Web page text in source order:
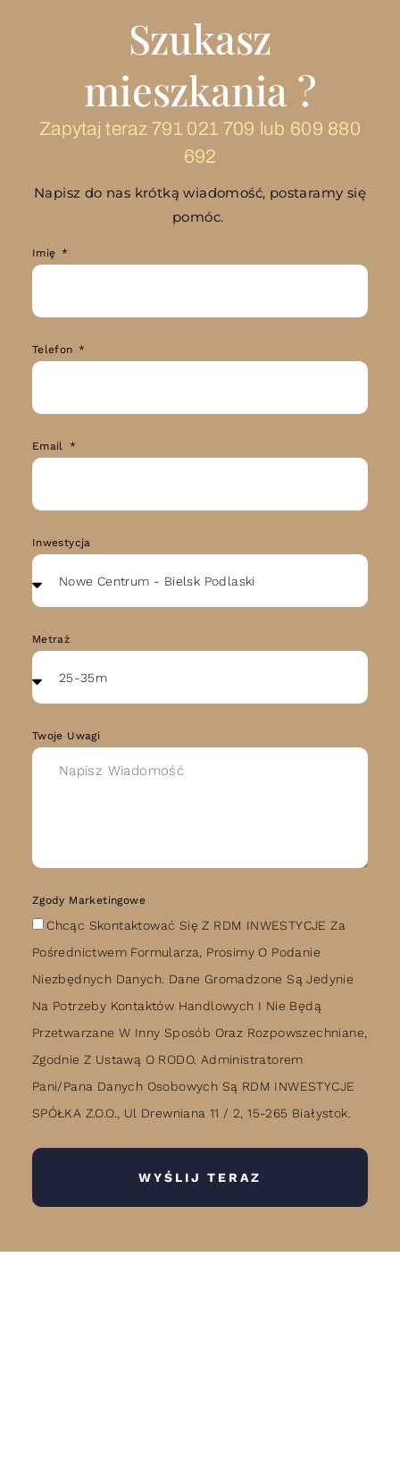
Szukasz
mieszkania ?
Zapytaj teraz 791 021 709 lub 609 880
692
Napisz do nas krótką wiadomość, postaramy się
pomóc.
Imię
Telefon
Email
Inwestycja
Metraż
Twoje Uwagi
Zgody Marketingowe
Chcąc Skontaktować Się Z RDM INWESTYCJE Za
Pośrednictwem Formularza, Prosimy O Podanie
Niezbędnych Danych. Dane Gromadzone Są Jedynie
Na Potrzeby Kontaktów Handlowych I Nie Będą
Przetwarzane W Inny Sposób Oraz Rozpowszechniane,
Zgodnie Z Ustawą O RODO. Administratorem
Pani/Pana Danych Osobowych Są RDM INWESTYCJE
SPÓŁKA Z.O.O., Ul Drewniana 11 / 2, 15-265 Białystok.
WYŚLIJ TERAZ